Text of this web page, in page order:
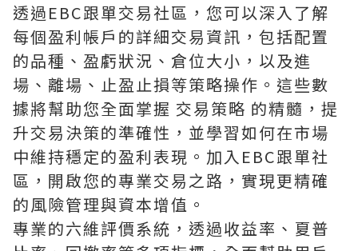
透過EBC跟單交易社區，您可以深入了解
每個盈利帳戶的詳細交易資訊，包括配置
的品種、盈虧狀況、倉位大小，以及進
場、離場、止盈止損等策略操作。這些數
據將幫助您全面掌握 交易策略 的精髓，提
升交易決策的準確性，並學習如何在市場
中維持穩定的盈利表現。加入EBC跟單社
區，開啟您的專業交易之路，實現更精確
的風險管理與資本增值。
專業的六維評價系統，透過收益率、夏普